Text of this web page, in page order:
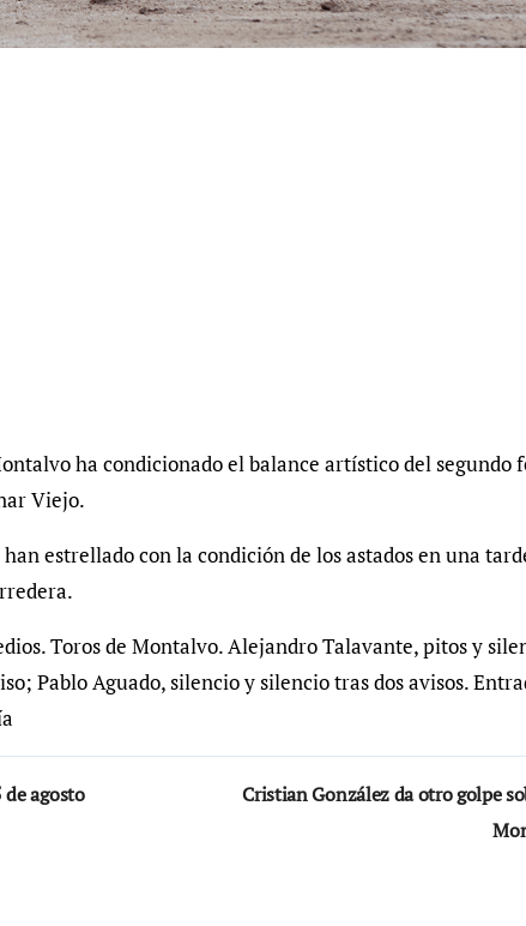
ha condicionado el balance artístico del segundo
Viejo.
han estrellado con la condición de los astados en una
Toros de Montalvo. Alejandro Talavante, pitos y
Pablo Aguado, silencio y silencio tras dos avisos.
agosto
Cristian González da otro golpe